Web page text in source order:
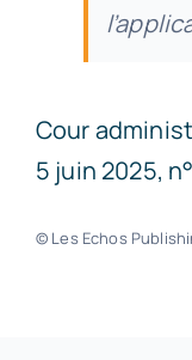
Cour
5 juin 2025,
© Les Echos